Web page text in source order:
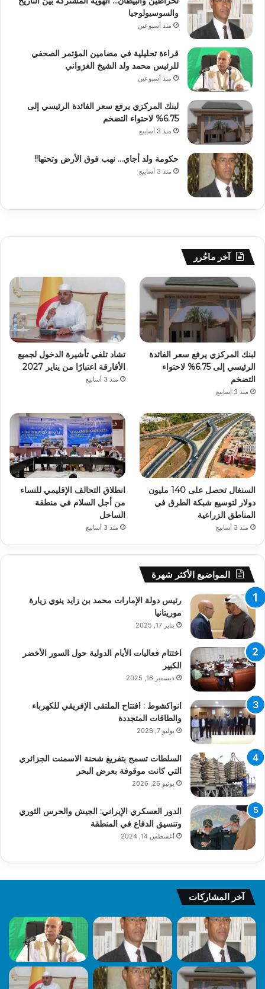
والسوسيولوجيا
منذ أسبوعين
قراءة تحليلية في مضامين المؤتمر الصحفي
للرئيس محمد ولد الشيخ الغزواني
منذ أسبوعين
لبنك المركزي يرفع سعر الفائدة الرئيسي إلى
6.75% لاحتواء التضخم
منذ 3 أسابيع
حكومة ولد أجاي… نهب فوق الأرض وتحتها!!
منذ 3 أسابيع
آخر ماحُرر
لبنك المركزي يرفع سعر الفائدة
الرئيسي إلى 6.75% لاحتواء
التضخم
منذ 3 أسابيع
تشاد تلغي تأشيرة الدخول لجميع
الأفارقة اعتبارًا من يناير 2027
منذ 3 أسابيع
السنغال تحصل على 140 مليون
دولار لتوسيع شبكة الطرق في
المناطق الزراعية
منذ 3 أسابيع
انطلاق التحالف الإقليمي للنساء
من أجل السلام في منطقة
الساحل
منذ 3 أسابيع
المواضيع الأكثر شهرة
رئيس دولة الإمارات محمد بن زايد ينوي زيارة
موريتانيا
يناير 17, 2025
اختتام فعاليات الأيام الدولية حول السور الأخضر
الكبير
ديسمبر 16, 2025
انواكشوط : افتتاح الملتقى الإفريقي للكهرباء
والطاقات المتجددة
يوليو 7, 2026
السلطات تسمح بتفريغ شحنة الاسمنت الجزائري
التي كانت موقوفة بعرض البحر
يونيو 26, 2026
الدور العسكري الإيراني: الجيش والحرس الثوري
وتنسيق الدفاع في المنطقة
أغسطس 14, 2024
آخر المشاركات